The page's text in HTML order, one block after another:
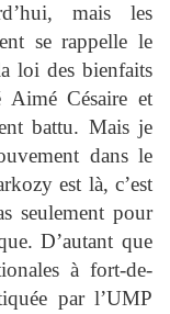
mais les
se rappelle le
loi des bienfaits
Césaire et
battu. Mais je
dans le
est là, c’est
seulement pour
D’autant que
à fort-de-
par l’UMP